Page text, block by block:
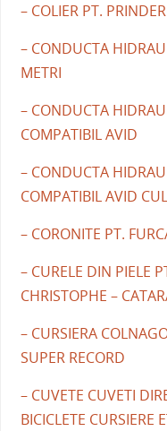
– COLIER PT.
– CONDUCTA
METRI
– CONDUCTA
COMPATIBIL AVID
– CONDUCTA
COMPATIBIL AVID
– CORONITE PT.
– CURELE DIN PIELE
CHRISTOPHE –
– CURSIERA
SUPER RECORD
– CUVETE CUVETI
BICICLETE CURSIERE